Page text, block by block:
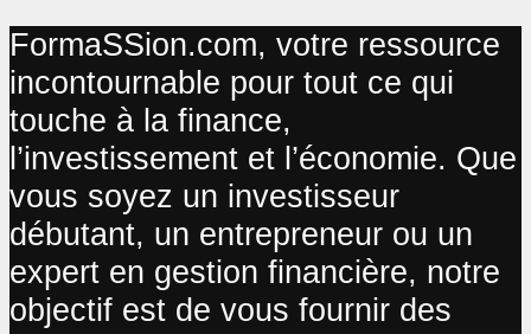
FormaSSion.com, votre ressource
incontournable pour tout ce qui
touche à la finance,
l’investissement et l’économie. Que
vous soyez un investisseur
débutant, un entrepreneur ou un
expert en gestion financière, notre
objectif est de vous fournir des